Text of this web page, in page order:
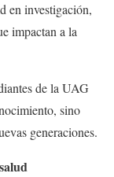
en investigación,
impactan a la
de la UAG
sino
generaciones.